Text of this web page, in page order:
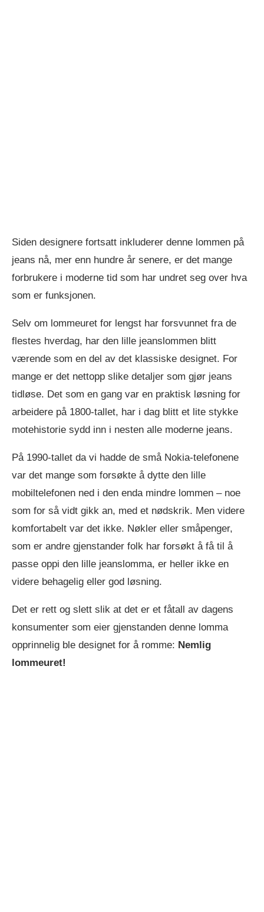
Siden designere fortsatt inkluderer denne lommen på
jeans nå, mer enn hundre år senere, er det mange
forbrukere i moderne tid som har undret seg over hva
som er funksjonen.
Selv om lommeuret for lengst har forsvunnet fra de
flestes hverdag, har den lille jeanslommen blitt
værende som en del av det klassiske designet. For
mange er det nettopp slike detaljer som gjør jeans
tidløse. Det som en gang var en praktisk løsning for
arbeidere på 1800-tallet, har i dag blitt et lite stykke
motehistorie sydd inn i nesten alle moderne jeans.
På 1990-tallet da vi hadde de små Nokia-telefonene
var det mange som forsøkte å dytte den lille
mobiltelefonen ned i den enda mindre lommen – noe
som for så vidt gikk an, med et nødskrik. Men videre
komfortabelt var det ikke. Nøkler eller småpenger,
som er andre gjenstander folk har forsøkt å få til å
passe oppi den lille jeanslomma, er heller ikke en
videre behagelig eller god løsning.
Det er rett og slett slik at det er et fåtall av dagens
konsumenter som eier gjenstanden denne lomma
opprinnelig ble designet for å romme: Nemlig
lommeuret!